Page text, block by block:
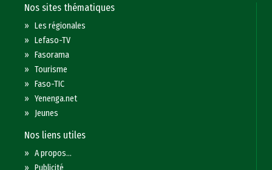
Nos sites thématiques
»Les régionales
»Lefaso-TV
»Fasorama
»Tourisme
»Faso-TIC
»Yenenga.net
» Jeunes
Nos liens utiles
»A propos...